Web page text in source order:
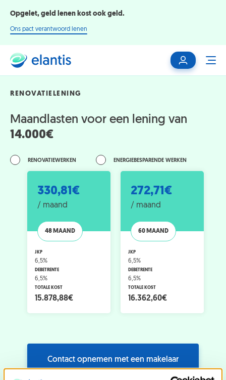
Opgelet, geld lenen kost ook geld.
Ons pact verantwoord lenen
Mijn
klantenzone
RENOVATIELENING
Maandlasten voor een lening van
14.000€
RENOVATIEWERKEN ENERGIEBESPARENDE WERKEN
330,81€
/ maand
48 MAAND
JKP
6,5%
DEBETRENTE
6,5%
TOTALE KOST
15.878,88€
272,71€
/ maand
60 MAAND
JKP
6,5%
DEBETRENTE
6,5%
TOTALE KOST
16.362,60€
Contact opnemen met een makelaar